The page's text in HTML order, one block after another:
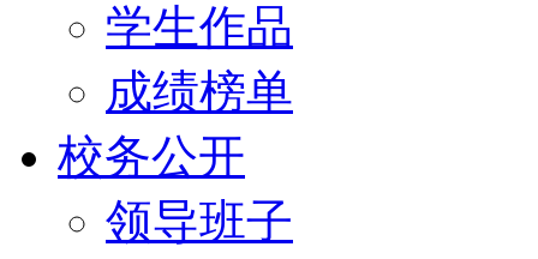
学生作品
成绩榜单
校务公开
领导班子